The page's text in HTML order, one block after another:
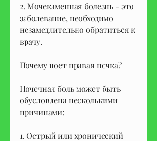
2. Мочекаменная болезнь - это
заболевание, необходимо
незамедлительно обратиться к
врачу.
Почему ноет правая почка?
Почечная боль может быть
обусловлена несколькими
причинами:
1. Острый или хронический